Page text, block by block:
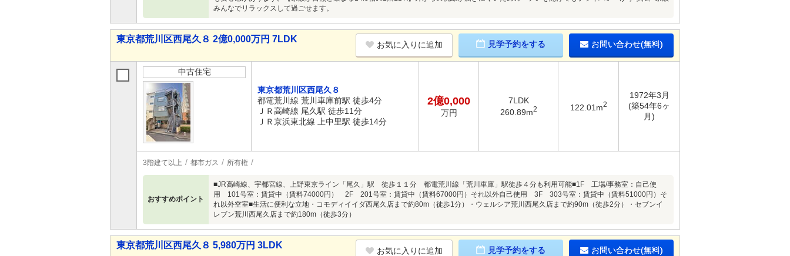
みんなでリラックスして過ごせます。
東京都荒川区西尾久８ 2億0,000万円 7LDK
お気に入りに追加 見学予約をする お問い合わせ(無料)
中古住宅
東京都荒川区西尾久８
都電荒川線 荒川車庫前駅 徒歩4分
ＪＲ高崎線 尾久駅 徒歩11分
ＪＲ京浜東北線 上中里駅 徒歩14分
2億0,000
万円
7LDK
260.89m2 122.01m2
1972年3月
(築54年6ヶ
月)
3階建て以上 都市ガス 所有権
おすすめポイント
■JR高崎線、宇都宮線、上野東京ライン「尾久」駅 徒歩１１分 都電荒川線「荒川車庫」駅徒歩４分も利用可能■1F 工場/事務室：自己使
用 101号室：賃貸中（賃料74000円） 2F 201号室：賃貸中（賃料67000円）それ以外自己使用 3F 303号室：賃貸中（賃料51000円）そ
れ以外空室■生活に便利な立地・コモディイイダ西尾久店まで約80m（徒歩1分）・ウェルシア荒川西尾久店まで約90m（徒歩2分）・セブンイ
レブン荒川西尾久店まで約180m（徒歩3分）
東京都荒川区西尾久８ 5,980万円 3LDK
お気に入りに追加 見学予約をする お問い合わせ(無料)